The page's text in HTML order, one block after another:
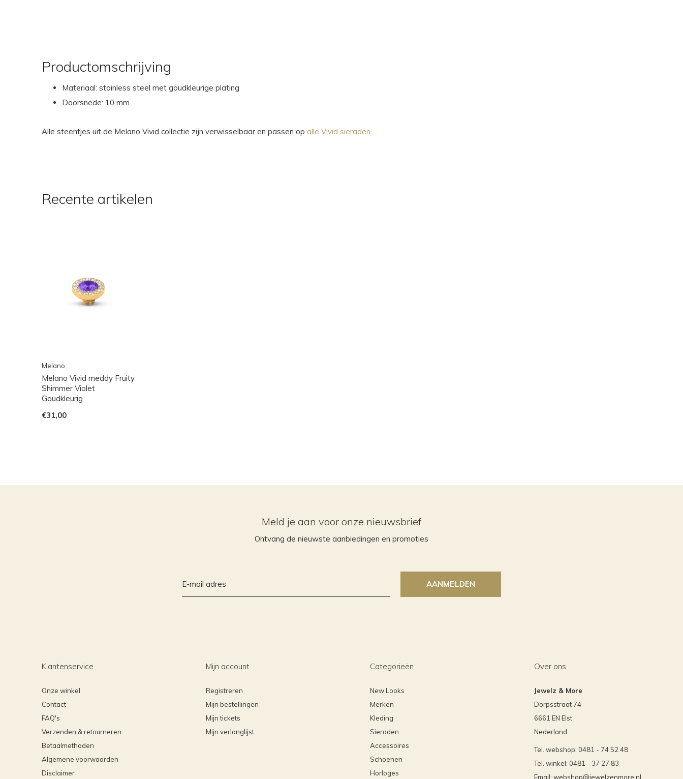
Productomschrijving
Materiaal: stainless steel met goudkleurige plating
Doorsnede: 10 mm
Alle steentjes uit de Melano Vivid collectie zijn verwisselbaar en passen op alle Vivid sieraden.
Recente artikelen
Melano
Melano Vivid meddy Fruity
Shimmer Violet
Goudkleurig
€31,00
Meld je aan voor onze nieuwsbrief
Ontvang de nieuwste aanbiedingen en promoties
AANMELDEN
Klantenservice
Onze winkel
Contact
FAQ's
Verzenden & retourneren
Betaalmethoden
Algemene voorwaarden
Disclaimer
Mijn account
Registreren
Mijn bestellingen
Mijn tickets
Mijn verlanglijst
Categorieën
New Looks
Merken
Kleding
Sieraden
Accessoires
Schoenen
Horloges
Over ons
Jewelz & More
Dorpsstraat 74
6661 EN Elst
Nederland
Tel. webshop: 0481 - 74 52 48
Tel. winkel: 0481 - 37 27 83
Email: webshop@jewelzenmore.nl